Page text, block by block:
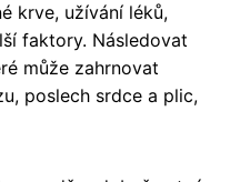
krve, užívání léků,
faktory. Následovat
může zahrnovat
poslech srdce a plic,